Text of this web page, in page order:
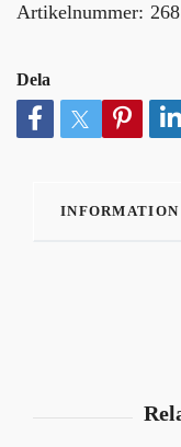
Artikelnummer: 268
Dela
INFORMATION